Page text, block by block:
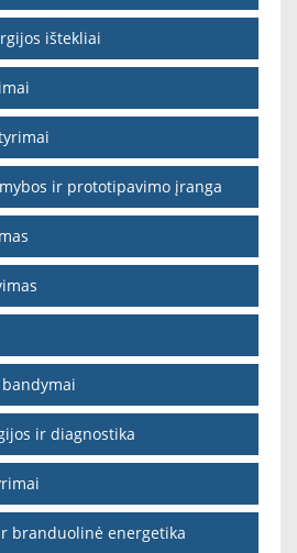
ištekliai
ir prototipavimo įranga
ir diagnostika
branduolinė energetika